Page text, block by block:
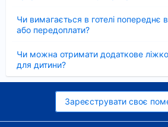
Чи вимагається в готелі попереднє
або передоплати?
Чи можна отримати додаткове
для дитини?
Зареєструвати своє